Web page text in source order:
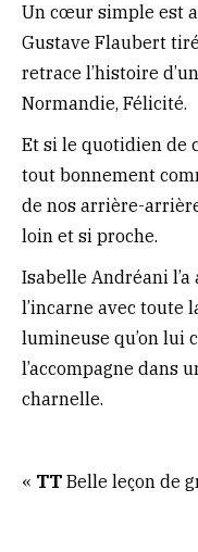
Un cœur simple est
Gustave Flaubert
retrace l’histoire
Normandie, Félicité.
Et si le quotidien de
tout bonnement
de nos arrière-
loin et si proche.
Isabelle Andréani
l’incarne avec toute
lumineuse qu’on lui
l’accompagne dans
charnelle.
« TT Belle leçon de